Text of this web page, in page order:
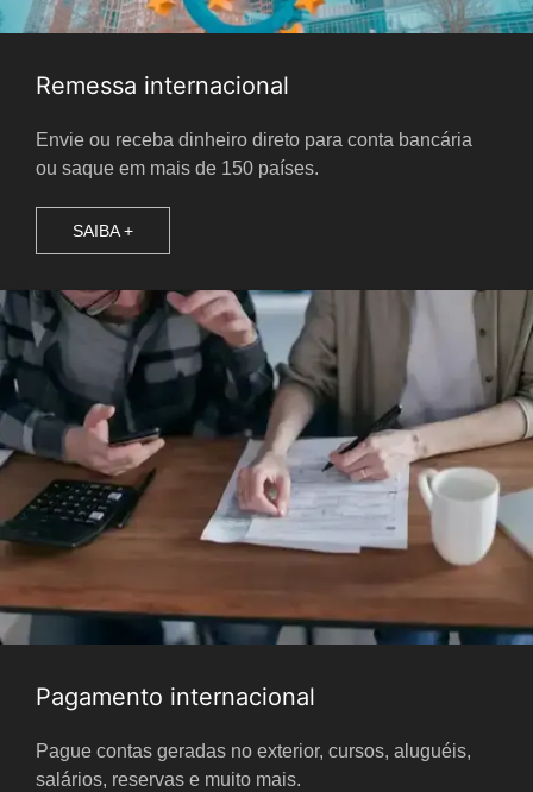
Remessa internacional
Envie ou receba dinheiro direto para conta bancária
ou saque em mais de 150 países.
SAIBA +
Pagamento internacional
Pague contas geradas no exterior, cursos, aluguéis,
salários, reservas e muito mais.